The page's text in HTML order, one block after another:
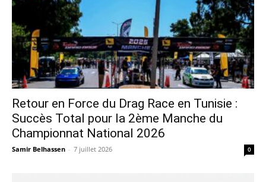
Retour en Force du Drag Race en Tunisie :
Succès Total pour la 2ème Manche du
Championnat National 2026
Samir Belhassen - 7 juillet 2026 0